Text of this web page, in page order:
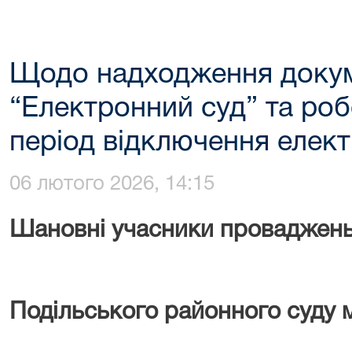
Щодо надходження
“Електронний суд” та
період відключення
06 лютого 2026, 14:15
Шановні учасники проваджень
Подільського районного суду